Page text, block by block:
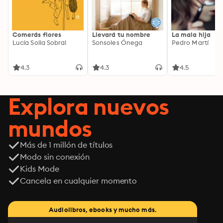
Comerás flores
Lucía Solla Sobral
4.3
Llevará tu nombre
Sonsoles Ónega
4.3
La mala hija
Pedro Martí
4.5
Explora nuevos
mundos
Más de 1 millón de títulos
Modo sin conexión
Kids Mode
Cancela en cualquier momento
Audiolibros, ebooks y mucho más.